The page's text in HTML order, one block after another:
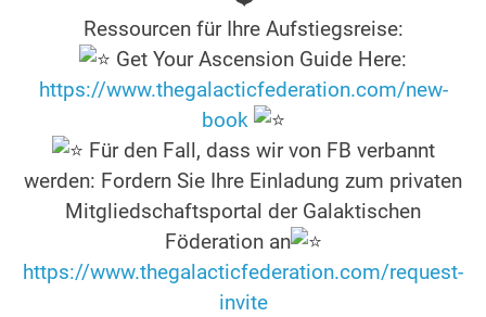
Ressourcen für Ihre Aufstiegsreise:
Get Your Ascension Guide Here:
https://www.thegalacticfederation.com/new-
book
Für den Fall, dass wir von FB verbannt
werden: Fordern Sie Ihre Einladung zum privaten
Mitgliedschaftsportal der Galaktischen
Föderation an
https://www.thegalacticfederation.com/request-
invite